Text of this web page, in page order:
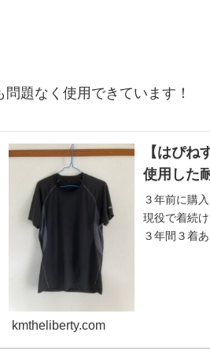
問題なく使用できています！
【はぴ
使用した
３年前に購
現役で着続
３年間３着
kmtheliberty.com